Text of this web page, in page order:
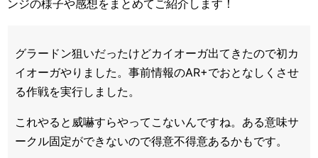
ンジの様子や感想をまとめてご紹介します！
グラードン狙いだったけどカイオーガ出てきたので初カ
イオーガやりました。事前情報のAR+でおとなしくさせ
る作戦を実行しました。
これやると威嚇すらやってこないんですね。ある意味サ
ークル固定ができないので得意不得意あるかもです。